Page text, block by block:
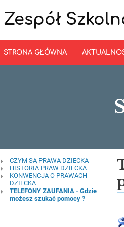
Zespół
STRONA GŁÓWNA
Szkoła
z
prawami
CZYM SĄ PRAWA DZIECKA
HISTORIA PRAW DZIECKA
KONWENCJA O PRAWACH
DZIECKA
TELEFONY ZAUFANIA - Gdzie
możesz szukać pomocy ?